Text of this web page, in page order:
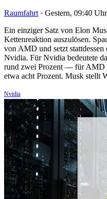
Raumfahrt · Gestern, 09:40 Uhr
Ein einziger Satz von Elon
Kettenreaktion auszulösen.
von AMD und setzt
Nvidia. Für Nvidia bedeutete
rund zwei Prozent — für AMD
etwa acht Prozent. Musk stellt
Nvidia